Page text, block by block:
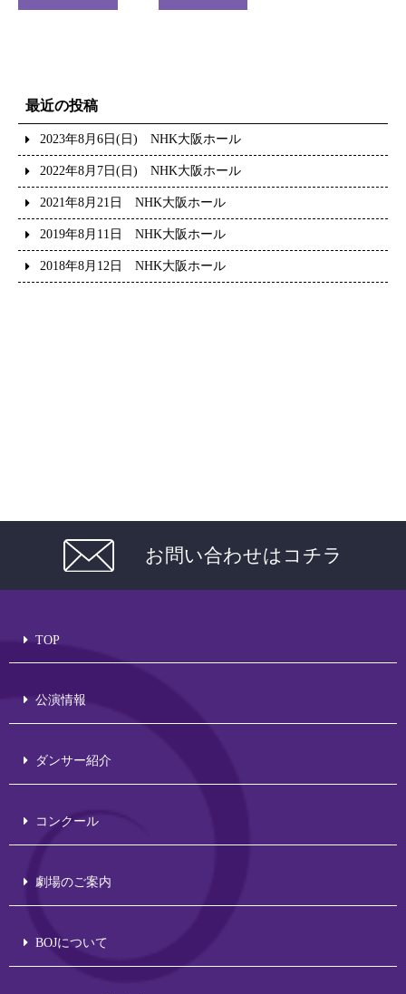
最近の投稿
2023年8月6日(日) NHK大阪ホール
2022年8月7日(日) NHK大阪ホール
2021年8月21日 NHK大阪ホール
2019年8月11日 NHK大阪ホール
2018年8月12日 NHK大阪ホール
お問い合わせはコチラ
TOP
公演情報
ダンサー紹介
コンクール
劇場のご案内
BOJについて